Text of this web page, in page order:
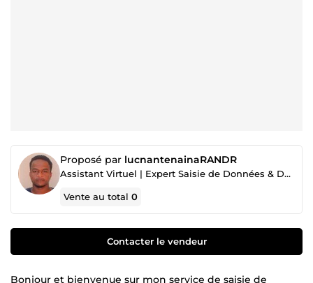
Proposé par lucnantenainaRANDR
Assistant Virtuel | Expert Saisie de Données & Data Entry
Vente au total0
Contacter le vendeur
Bonjour et bienvenue sur mon service de saisie de